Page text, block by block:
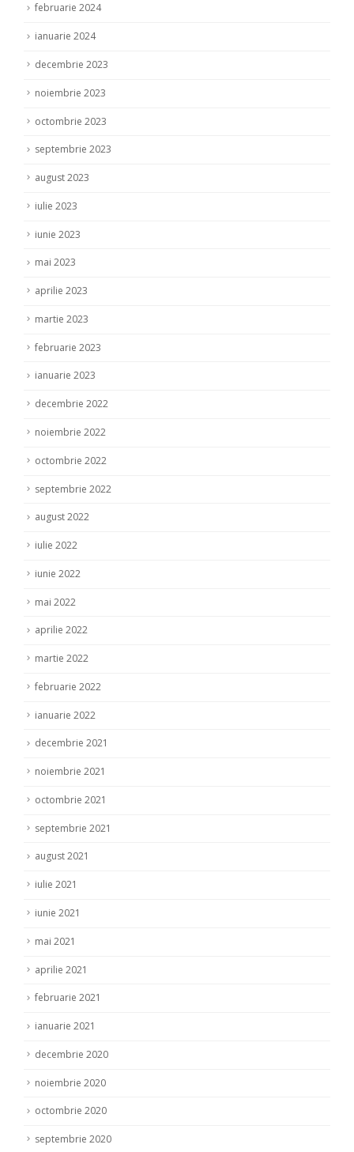
februarie 2024
ianuarie 2024
decembrie 2023
noiembrie 2023
octombrie 2023
septembrie 2023
august 2023
iulie 2023
iunie 2023
mai 2023
aprilie 2023
martie 2023
februarie 2023
ianuarie 2023
decembrie 2022
noiembrie 2022
octombrie 2022
septembrie 2022
august 2022
iulie 2022
iunie 2022
mai 2022
aprilie 2022
martie 2022
februarie 2022
ianuarie 2022
decembrie 2021
noiembrie 2021
octombrie 2021
septembrie 2021
august 2021
iulie 2021
iunie 2021
mai 2021
aprilie 2021
februarie 2021
ianuarie 2021
decembrie 2020
noiembrie 2020
octombrie 2020
septembrie 2020